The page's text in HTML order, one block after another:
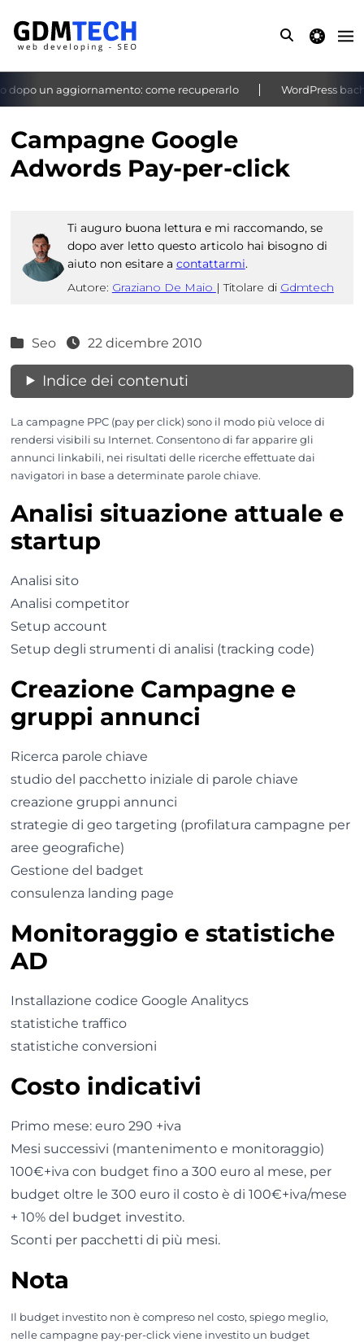
theme
un aggiornamento: come recuperarlo WordPress
‹ ›
Campagne Google
Adwords Pay-per-click
Ti auguro buona lettura e mi raccomando, se
dopo aver letto questo articolo hai bisogno di
aiuto non esitare a contattarmi.
Autore: Graziano De Maio | Titolare di Gdmtech
Seo 22 dicembre 2010
Indice dei contenuti
La campagne PPC (pay per click) sono il modo più veloce di
rendersi visibili su Internet. Consentono di far apparire gli
annunci linkabili, nei risultati delle ricerche effettuate dai
navigatori in base a determinate parole chiave.
Analisi situazione attuale e
startup
Analisi sito
Analisi competitor
Setup account
Setup degli strumenti di analisi (tracking code)
Creazione Campagne e
gruppi annunci
Ricerca parole chiave
studio del pacchetto iniziale di parole chiave
creazione gruppi annunci
strategie di geo targeting (profilatura campagne per
aree geografiche)
Gestione del badget
consulenza landing page
Monitoraggio e statistiche
AD
Installazione codice Google Analitycs
statistiche traffico
statistiche conversioni
Costo indicativi
Primo mese: euro 290 +iva
Mesi successivi (mantenimento e monitoraggio)
100€+iva con budget fino a 300 euro al mese, per
budget oltre le 300 euro il costo è di 100€+iva/mese
+ 10% del budget investito.
Sconti per pacchetti di più mesi.
Nota
Il budget investito non è compreso nel costo, spiego meglio,
nelle campagne pay-per-click viene investito un budget